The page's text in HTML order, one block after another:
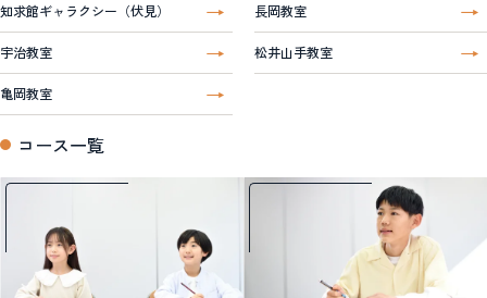
知求館ギャラクシー（伏見） 長岡教室
宇治教室 松井山手教室
亀岡教室
コース一覧